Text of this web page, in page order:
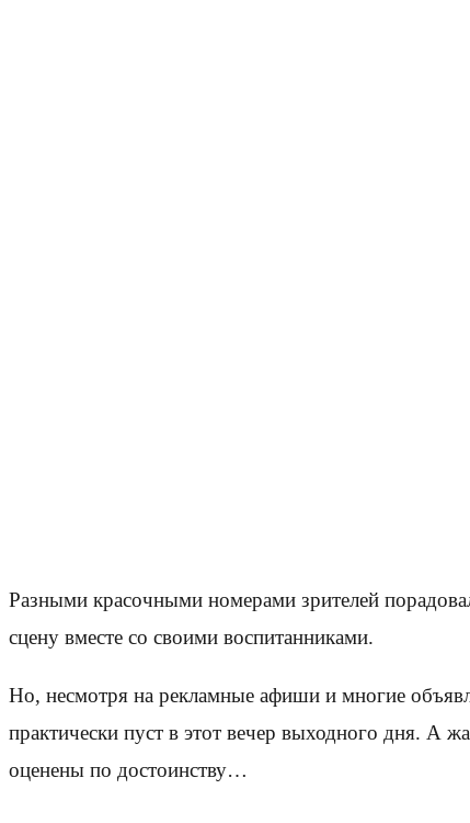
Разными красочными номерами зрителей
сцену вместе со своими воспитанниками.
Но, несмотря на рекламные афиши и многие
практически пуст в этот вечер выходного дня. А
оценены по достоинству…